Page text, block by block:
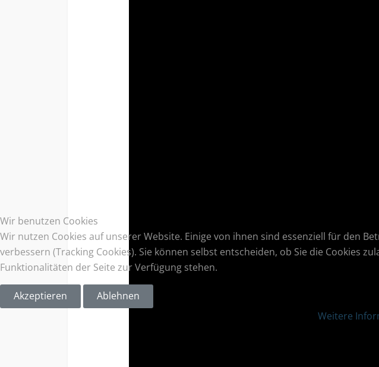
Wir benutzen Cookies
Wir nutzen Cookies auf unserer Website. Einige von ihnen sind essenziell für den
verbessern (Tracking Cookies). Sie können selbst entscheiden, ob Sie die Cookies
Funktionalitäten der Seite zur Verfügung stehen.
Akzeptieren
Ablehnen
Weitere